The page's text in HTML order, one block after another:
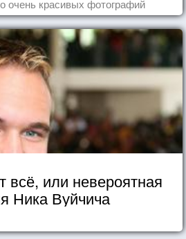
очень красивых фотографий
всё, или невероятная
Ника Вуйчича